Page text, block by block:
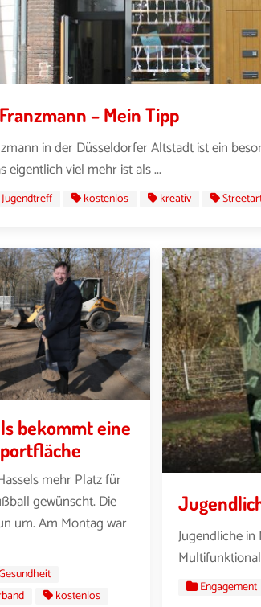
– Mein Tipp
in der Düsseldorfer Altstadt ist ein
eigentlich viel mehr ist als ...
Jugendtreff kostenlos kreativ
bekommt eine
mehr Platz für
gewünscht. Die
um. Am Montag war
kostenlos
Jugendliche
Engagement